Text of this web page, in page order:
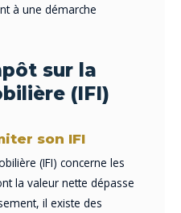
à une démarche
sur la
(IFI)
son IFI
(IFI) concerne les
la valeur nette dépasse
il existe des